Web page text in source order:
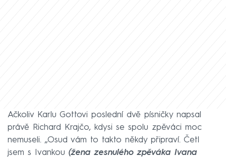
Ačkoliv Karlu Gottovi poslední dvě písničky napsal
právě Richard Krajčo, kdysi se spolu zpěváci moc
nemuseli. „Osud vám to takto někdy připraví. Četl
jsem s Ivankou (žena zesnulého zpěváka Ivana